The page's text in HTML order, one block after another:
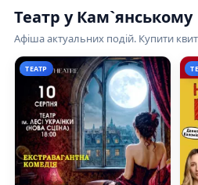
Театр у Кам`янському
Афіша актуальних подій. Купити
ТЕАТР